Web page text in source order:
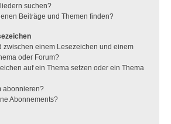
suchen?
Beiträge und Themen finden?
zwischen einem Lesezeichen und einem
oder Forum?
auf ein Thema setzen oder ein Thema
abonnieren?
Abonnements?